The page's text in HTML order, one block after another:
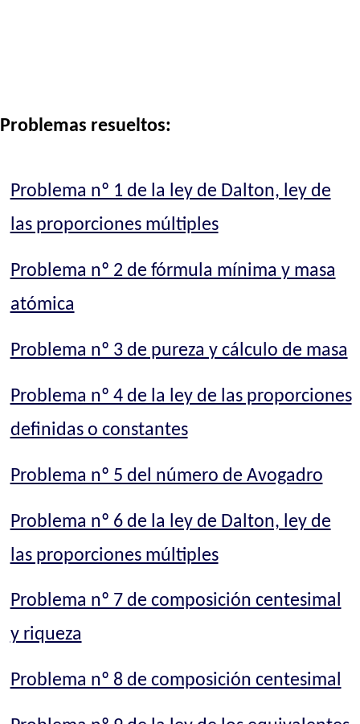
Problemas resueltos:
Problema nº 1 de la ley de Dalton, ley de
las proporciones múltiples
Problema nº 2 de fórmula mínima y masa
atómica
Problema nº 3 de pureza y cálculo de masa
Problema nº 4 de la ley de las proporciones
definidas o constantes
Problema nº 5 del número de Avogadro
Problema nº 6 de la ley de Dalton, ley de
las proporciones múltiples
Problema nº 7 de composición centesimal
y riqueza
Problema nº 8 de composición centesimal